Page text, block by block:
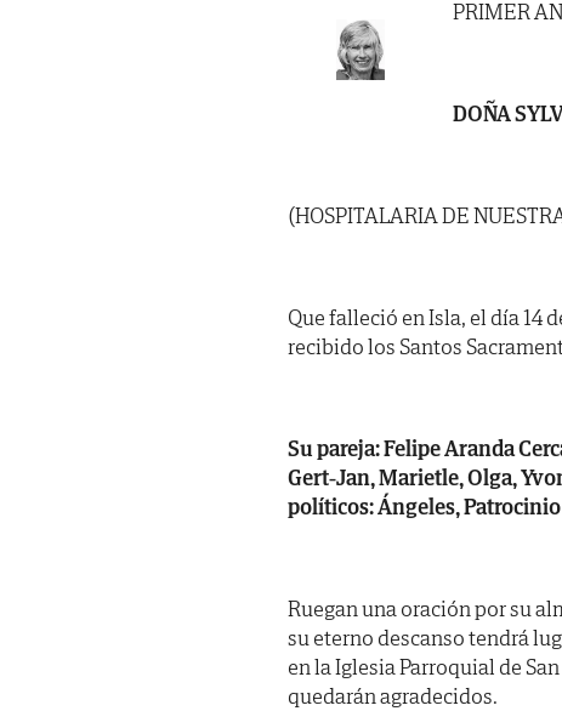
PRIMER
DOÑA
(HOSPITALARIA DE
Que falleció en Isla, el día 14
recibido los Santos
Su pareja: Felipe Aranda
Gert-Jan, Marietle, Olga,
políticos: Ángeles,
Ruegan una oración por su
su eterno descanso tendrá
en la Iglesia Parroquial de
quedarán agradecidos.